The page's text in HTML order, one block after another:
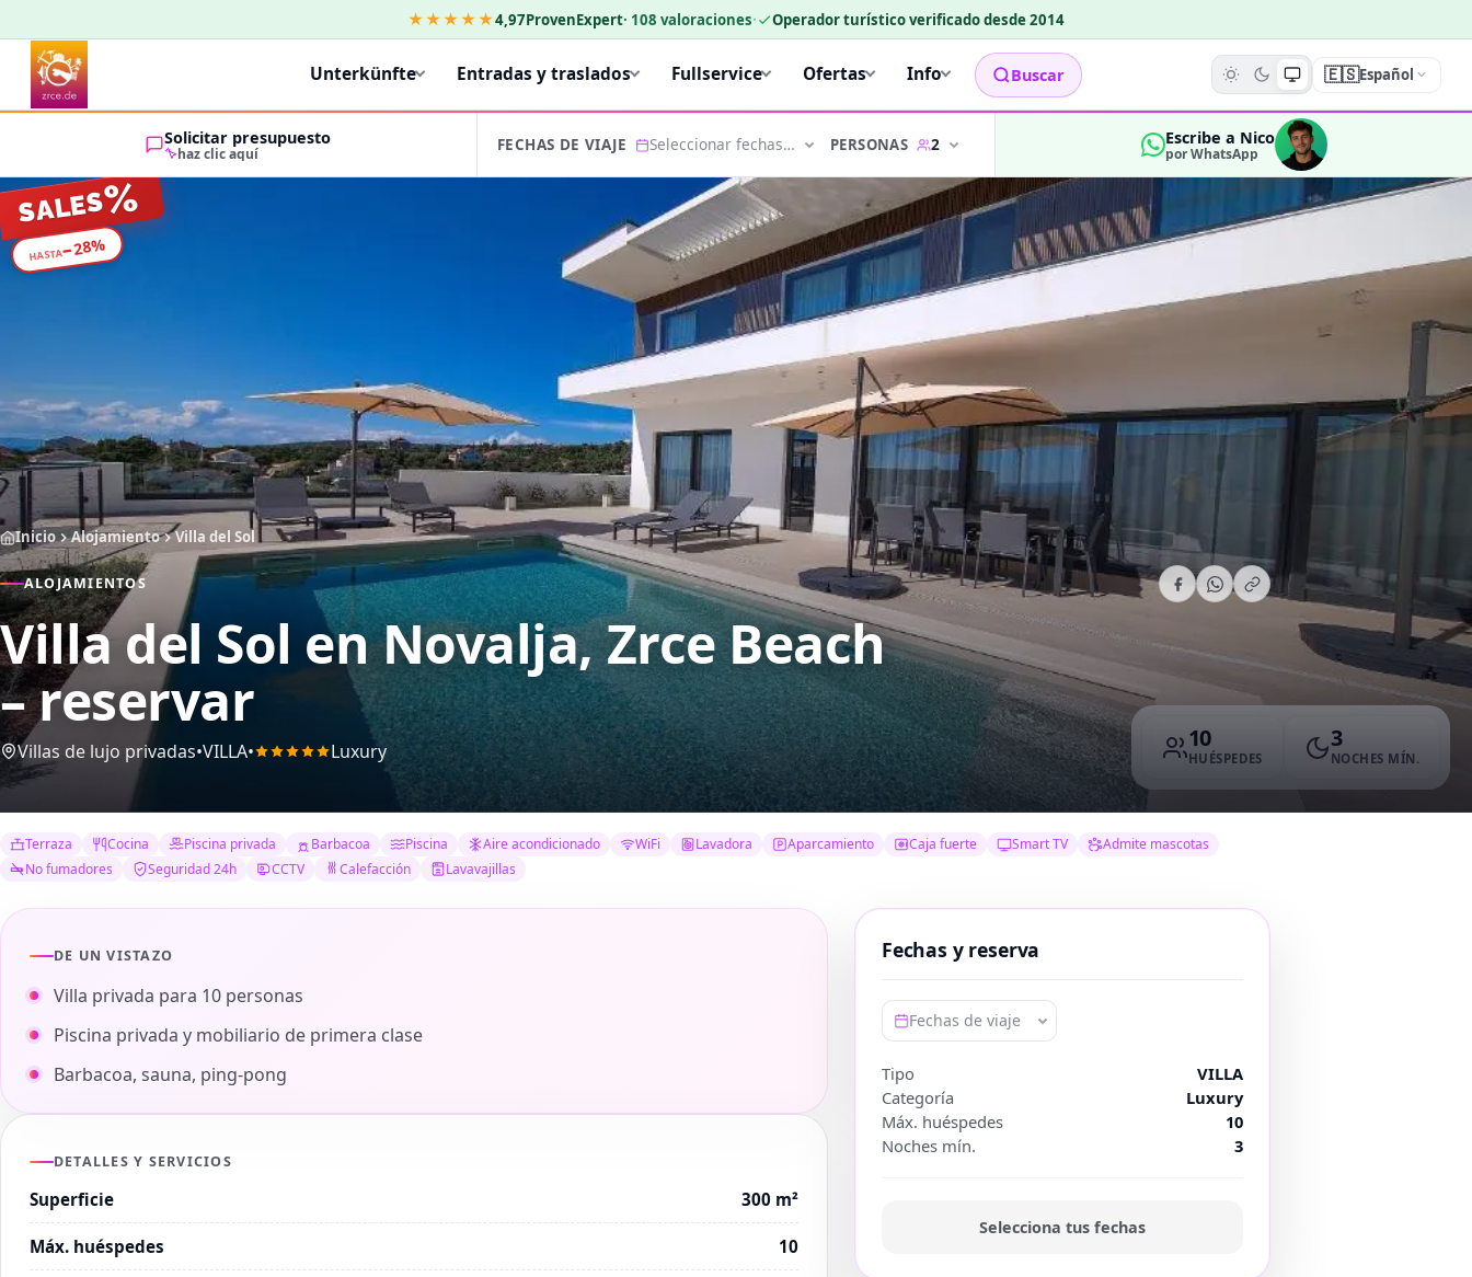
★★★★★4,97ProvenExpert· 108 valoraciones· Operador turístico verificado desde 2014
Unterkünfte Entradas y traslados Fullservice Ofertas Info Buscar 🇪🇸Español
Solicitar presupuesto
haz clic aquí FECHAS DE VIAJE Seleccionar fechas… PERSONAS 2 Escribe a Nico
por WhatsApp
SALES%
HASTA−28%
10
HUÉSPEDES
3
NOCHES MÍN.
Inicio Alojamiento Villa del Sol
ALOJAMIENTOS
Villa del Sol en Novalja, Zrce Beach
– reservar
Villas de lujo privadas•VILLA• Luxury
Terraza Cocina Piscina privada Barbacoa Piscina Aire acondicionado WiFi Lavadora Aparcamiento Caja fuerte Smart TV
Admite mascotas
No fumadores
Seguridad 24h CCTV Calefacción Lavavajillas
DE UN VISTAZO
Villa privada para 10 personas
Piscina privada y mobiliario de primera clase
Barbacoa, sauna, ping-pong
DETALLES Y SERVICIOS
Superficie 300 m²
Máx. huéspedes 10
Fechas y reserva
Fechas de viaje
Tipo
VILLA
Categoría
Luxury
Máx. huéspedes
10
Noches mín.
3
Selecciona tus fechas